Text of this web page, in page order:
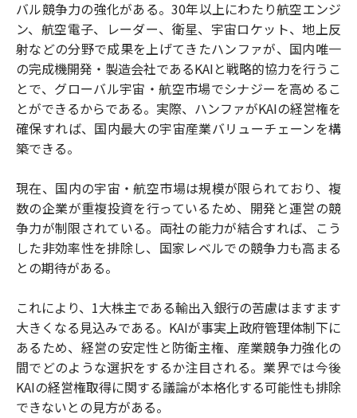
バル競争力の強化がある。30年以上にわたり航空エンジ
ン、航空電子、レーダー、衛星、宇宙ロケット、地上反
射などの分野で成果を上げてきたハンファが、国内唯一
の完成機開発・製造会社であるKAIと戦略的協力を行うこ
とで、グローバル宇宙・航空市場でシナジーを高めるこ
とができるからである。実際、ハンファがKAIの経営権を
確保すれば、国内最大の宇宙産業バリューチェーンを構
築できる。
現在、国内の宇宙・航空市場は規模が限られており、複
数の企業が重複投資を行っているため、開発と運営の競
争力が制限されている。両社の能力が結合すれば、こう
した非効率性を排除し、国家レベルでの競争力も高まる
との期待がある。
これにより、1大株主である輸出入銀行の苦慮はますます
大きくなる見込みである。KAIが事実上政府管理体制下に
あるため、経営の安定性と防衛主権、産業競争力強化の
間でどのような選択をするか注目される。業界では今後
KAIの経営権取得に関する議論が本格化する可能性も排除
できないとの見方がある。